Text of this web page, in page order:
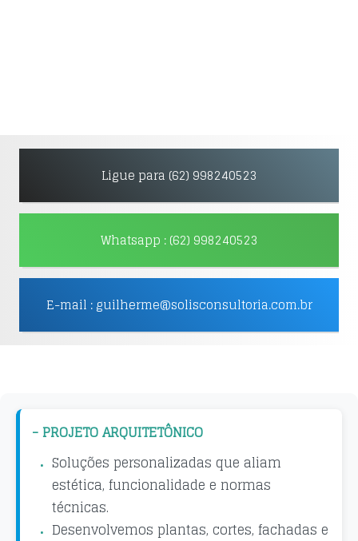
Ligue para (62) 998240523
Whatsapp : (62) 998240523
E-mail : guilherme@solisconsultoria.com.br
- PROJETO ARQUITETÔNICO
Soluções personalizadas que aliam
estética, funcionalidade e normas
técnicas.
Desenvolvemos plantas, cortes, fachadas e